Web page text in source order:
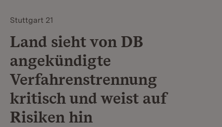
Stuttgart 21
Land sieht von DB
angekündigte
Verfahrenstrennung
kritisch und weist auf
Risiken hin